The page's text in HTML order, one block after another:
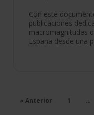
Con este
publicaciones
macromagnitudes
España desde una
« Anterior 1 …